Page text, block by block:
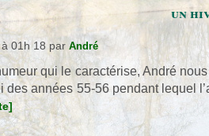
un
01h 18 par André
qui le caractérise, André
années 55-56 pendant lequel